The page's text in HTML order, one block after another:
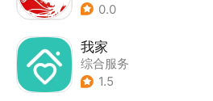
0.0
我家
综合服务
1.5